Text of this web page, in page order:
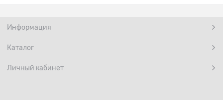
Информация
Каталог
Личный кабинет